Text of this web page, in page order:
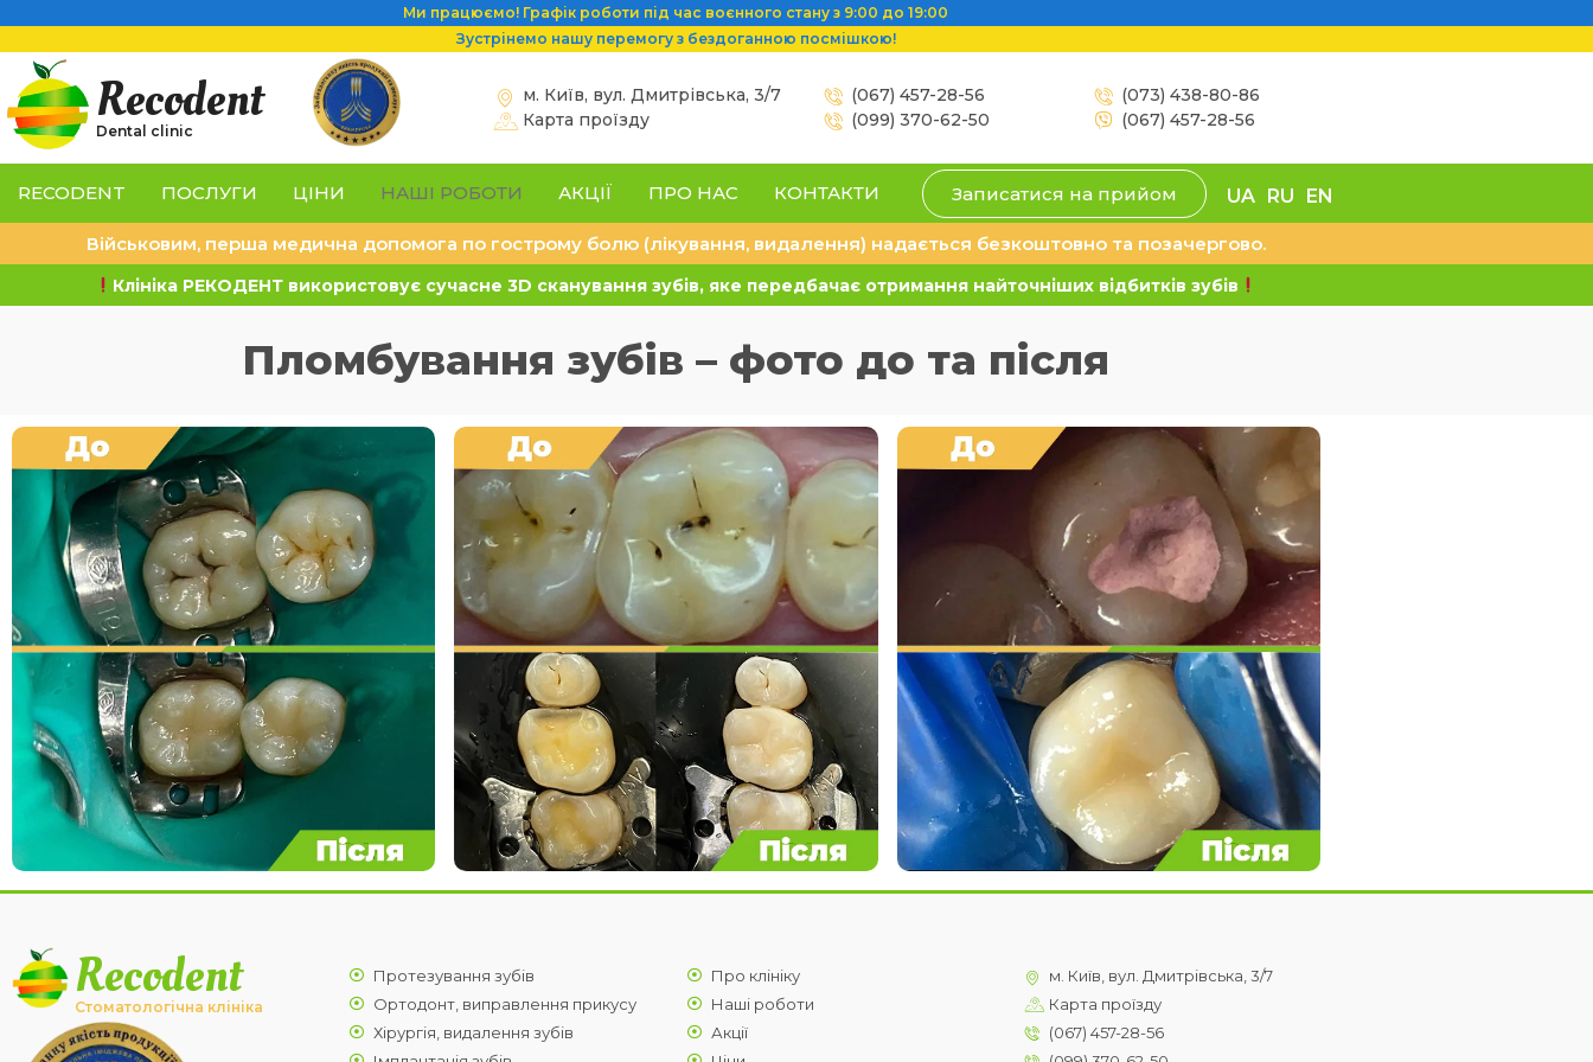
Ми працюємо! Графік роботи під час воєнного стану з 9:00 до 19:00
Зустрінемо нашу перемогу з бездоганною посмішкою!
Recodent
Dental clinic
м. Київ, вул. Дмитрівська, 3/7
Карта проїзду
(067) 457-28-56
(099) 370-62-50
(073) 438-80-86
(067) 457-28-56
RECODENT ПОСЛУГИ ЦІНИ НАШІ РОБОТИ АКЦІЇ ПРО НАС КОНТАКТИ Записатися на прийом UA RU EN
Військовим, перша медична допомога по гострому болю (лікування, видалення) надається безкоштовно та позачергово.
Клініка РЕКОДЕНТ використовує сучасне 3D сканування зубів, яке передбачає отримання найточніших відбитків зубів
Пломбування зубів – фото до та після
Recodent
Стоматологічна клініка
Протезування зубів
Ортодонт, виправлення прикусу
Хірургія, видалення зубів
Про клініку
Наші роботи
Акції
м. Київ, вул. Дмитрівська, 3/7
Карта проїзду
(067) 457-28-56